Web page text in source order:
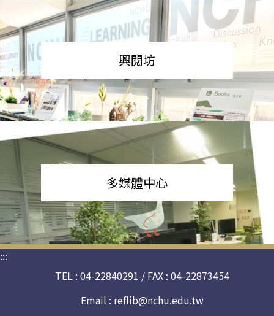
興閱坊
多媒體中心
:::
TEL : 04-22840291 / FAX : 04-22873454
Email : reflib@nchu.edu.tw